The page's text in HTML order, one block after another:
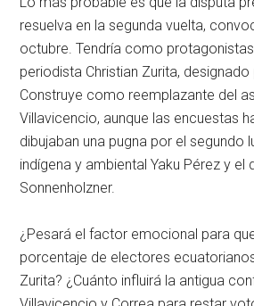
resuelva en la segunda vuelta,
octubre. Tendría como
periodista Christian Zurita,
Construye como reemplazante del
Villavicencio, aunque las encuestas
dibujaban una pugna por el segundo
indígena y ambiental Yaku Pérez y el
Sonnenholzner.
¿Pesará el factor emocional para
porcentaje de electores
Zurita? ¿Cuánto influirá la antigua